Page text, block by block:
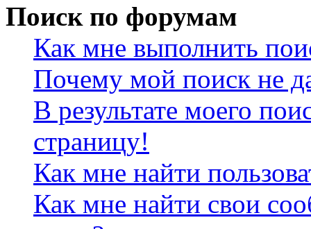
Поиск по форумам
Как мне выполнить
Почему мой поиск не
В результате моего
страницу!
Как мне найти
Как мне найти свои